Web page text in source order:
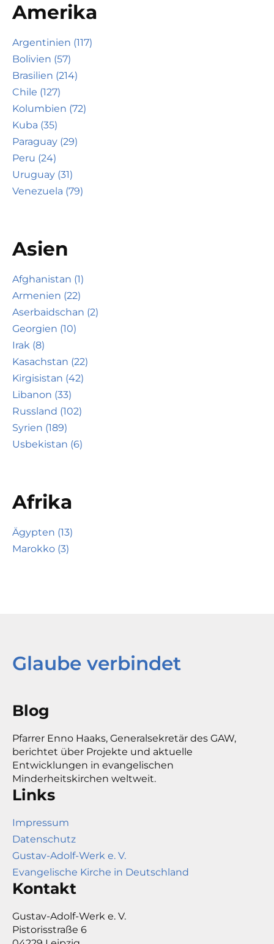
Amerika
Argentinien (117)
Bolivien (57)
Brasilien (214)
Chile (127)
Kolumbien (72)
Kuba (35)
Paraguay (29)
Peru (24)
Uruguay (31)
Venezuela (79)
Asien
Afghanistan (1)
Armenien (22)
Aserbaidschan (2)
Georgien (10)
Irak (8)
Kasachstan (22)
Kirgisistan (42)
Libanon (33)
Russland (102)
Syrien (189)
Usbekistan (6)
Afrika
Ägypten (13)
Marokko (3)
Glaube verbindet
Blog
Pfarrer Enno Haaks, Generalsekretär des GAW,
berichtet über Projekte und aktuelle
Entwicklungen in evangelischen
Minderheitskirchen weltweit.
Links
Impressum
Datenschutz
Gustav-Adolf-Werk e. V.
Evangelische Kirche in Deutschland
Kontakt
Gustav-Adolf-Werk e. V.
Pistorisstraße 6